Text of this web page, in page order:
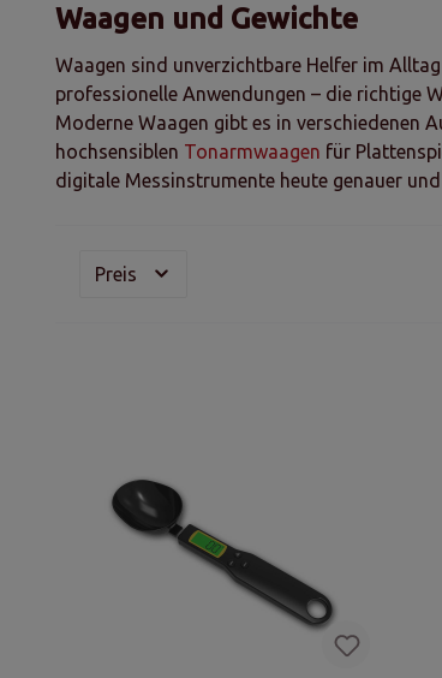
Waagen und Gewichte
Waagen sind unverzichtbare Helfer im
professionelle Anwendungen – die richtige
Moderne Waagen gibt es in verschiedenen
hochsensiblen Tonarmwaagen für
digitale Messinstrumente heute genauer
Preis